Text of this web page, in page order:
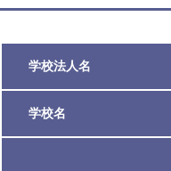
学校法人名
学校名